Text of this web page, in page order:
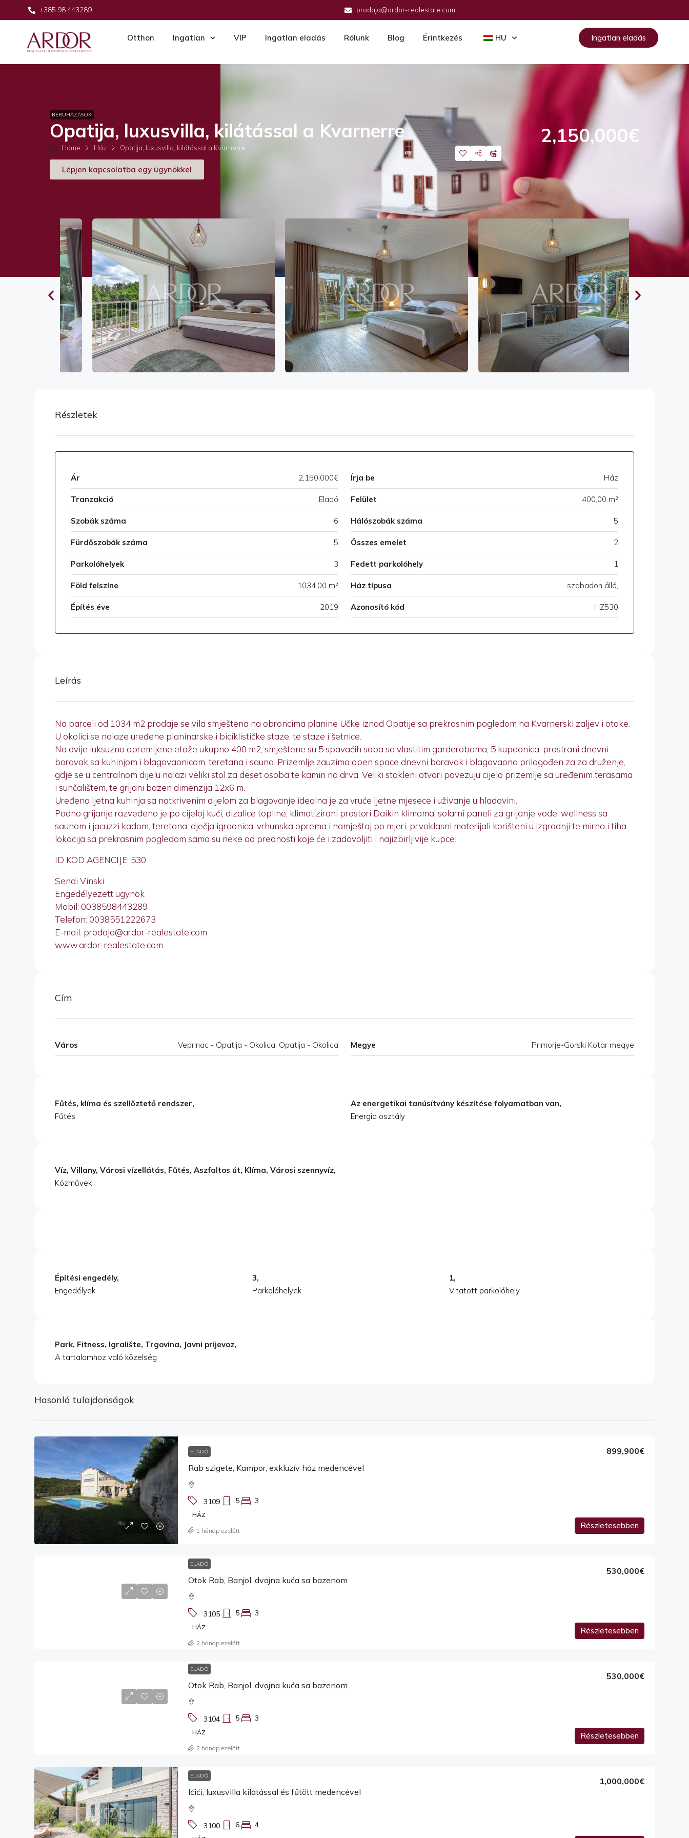
+385 98 443289 prodaja@ardor-realestate.com
Otthon Ingatlan VIP Ingatlan eladás Rólunk Blog Érintkezés HU Ingatlan eladás
BERUHÁZÁSOK
Opatija, luxusvilla, kilátással a Kvarnerre
Home Ház Opatija, luxusvilla, kilátással a Kvarnerre
Lépjen kapcsolatba egy ügynökkel
2,150,000€
Részletek
Ár 2,150,000€ Írja be Ház
Tranzakció Eladó Felület 400,00 m²
Szobák száma 6 Hálószobák száma 5
Fürdőszobák száma 5 Összes emelet 2
Parkolóhelyek 3 Fedett parkolóhely 1
Föld felszíne 1034.00 m² Ház típusa szabadon álló,
Építés éve 2019 Azonosító kód HZ530
Leírás
Na parceli od 1034 m2 prodaje se vila smještena na obroncima planine Učke iznad Opatije sa prekrasnim pogledom na Kvarnerski zaljev i otoke.
U okolici se nalaze uređene planinarske i biciklističke staze, te staze i šetnice.
Na dvije luksuzno opremljene etaže ukupno 400 m2, smještene su 5 spavaćih soba sa vlastitim garderobama, 5 kupaonica, prostrani dnevni
boravak sa kuhinjom i blagovaonicom, teretana i sauna. Prizemlje zauzima open space dnevni boravak i blagovaona prilagođen za za druženje,
gdje se u centralnom dijelu nalazi veliki stol za deset osoba te kamin na drva. Veliki stakleni otvori povezuju cijelo prizemlje sa uređenim terasama
i sunčalištem, te grijani bazen dimenzija 12x6 m.
Uređena ljetna kuhinja sa natkrivenim dijelom za blagovanje idealna je za vruće ljetne mjesece i uživanje u hladovini.
Podno grijanje razvedeno je po cijeloj kući, dizalice topline, klimatizirani prostori Daikin klimama, solarni paneli za grijanje vode, wellness sa
saunom i jacuzzi kadom, teretana, dječja igraonica, vrhunska oprema i namještaj po mjeri, prvoklasni materijali korišteni u izgradnji te mirna i tiha
lokacija sa prekrasnim pogledom samo su neke od prednosti koje će i zadovoljiti i najizbirljivije kupce.
ID KOD AGENCIJE: 530
Sendi Vinski
Engedélyezett ügynök
Mobil: 0038598443289
Telefon: 0038551222673
E-mail: prodaja@ardor-realestate.com
www.ardor-realestate.com
Cím
Város Veprinac - Opatija - Okolica, Opatija - Okolica Megye Primorje-Gorski Kotar megye
Fűtés, klíma és szellőztető rendszer,
Fűtés
Az energetikai tanúsítvány készítése folyamatban van,
Energia osztály
Víz, Villany, Városi vízellátás, Fűtés, Aszfaltos út, Klíma, Városi szennyvíz,
Közművek
Építési engedély,
Engedélyek
3,
Parkolóhelyek
1,
Vitatott parkolóhely
Park, Fitness, Igralište, Trgovina, Javni prijevoz,
A tartalomhoz való közelség
Hasonló tulajdonságok
ELADÓ
Rab szigete, Kampor, exkluzív ház medencével
899,900€
3109 5 3
HÁZ
Részletesebben
1 hónap ezelőtt
ELADÓ
Otok Rab, Banjol, dvojna kuća sa bazenom
530,000€
3105 5 3
HÁZ Részletesebben
2 hónap ezelőtt
ELADÓ
Otok Rab, Banjol, dvojna kuća sa bazenom
530,000€
3104 5 3
HÁZ Részletesebben
2 hónap ezelőtt
ELADÓ
Ičići, luxusvilla kilátással és fűtött medencével
1,000,000€
3100 6 4